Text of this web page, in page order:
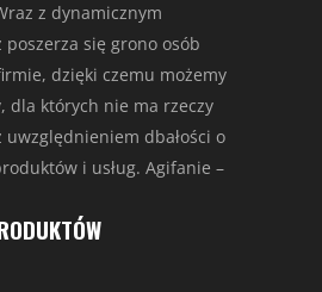
z dynamicznym
poszerza się grono osób
dzięki czemu możemy
dla których nie ma rzeczy
uwzględnieniem dbałości o
i usług. Agifanie –